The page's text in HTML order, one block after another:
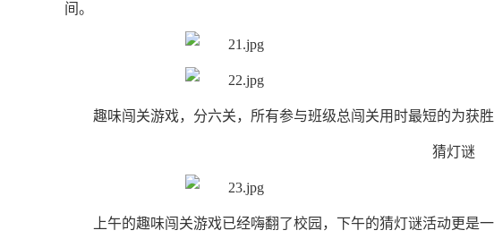
间。
趣味闯关游戏，分六关，所有参与班级总闯关用时最短的为获
猜灯谜
上午的趣味闯关游戏已经嗨翻了校园，下午的猜灯谜活动更是